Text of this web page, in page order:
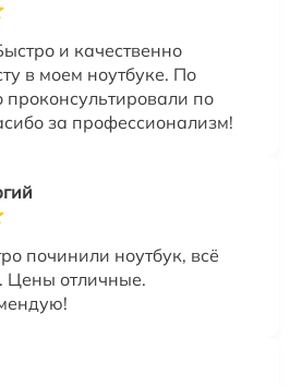
и качественно
в моем ноутбуке. По
по
за профессионализм!
починили ноутбук, всё
Цены отличные.